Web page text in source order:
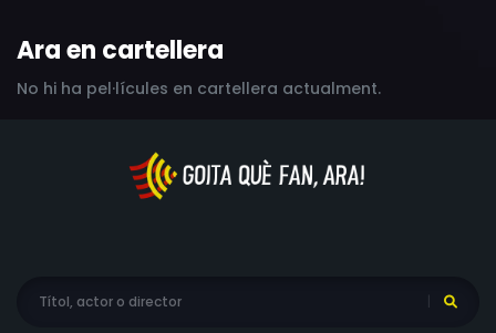
Ara en cartellera
No hi ha pel·lícules en cartellera actualment.